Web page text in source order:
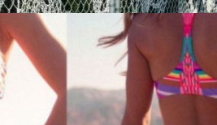
Своими Руками